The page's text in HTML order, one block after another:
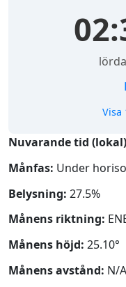
Visa
Nuvarande tid
Månfas: Under
Belysning: 27.5%
Månens riktning:
Månens höjd: 25.10°
Månens avstånd: N/A